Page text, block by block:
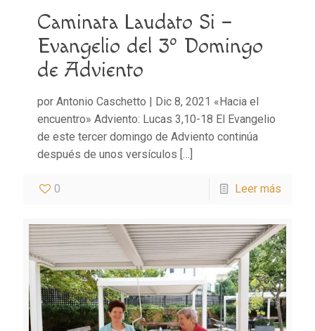
Caminata Laudato Si –
Evangelio del 3º Domingo
de Adviento
por Antonio Caschetto | Dic 8, 2021 «Hacia el
encuentro» Adviento: Lucas 3,10-18 El Evangelio
de este tercer domingo de Adviento continúa
después de unos versículos […]
0 Leer más